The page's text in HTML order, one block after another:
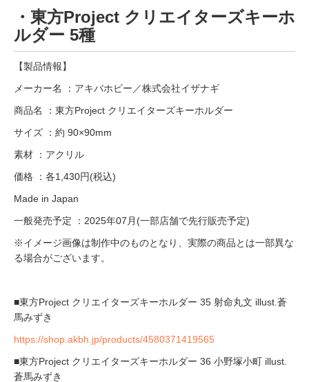
・東方Project クリエイターズキーホ
ルダー 5種
【製品情報】
メーカー名 ：アキバホビー／株式会社イザナギ
商品名 ：東方Project クリエイターズキーホルダー
サイズ ：約 90×90mm
素材 ：アクリル
価格 ：各1,430円(税込)
Made in Japan
一般発売予定 ：2025年07月(一部店舗で先行販売予定)
※イメージ画像は制作中のものとなり、実際の商品とは一部異な
る場合がございます。
■東方Project クリエイターズキーホルダー 35 射命丸文 illust.蒼
馬みずき
https://shop.akbh.jp/products/4580371419565
■東方Project クリエイターズキーホルダー 36 小野塚小町 illust.
蒼馬みずき